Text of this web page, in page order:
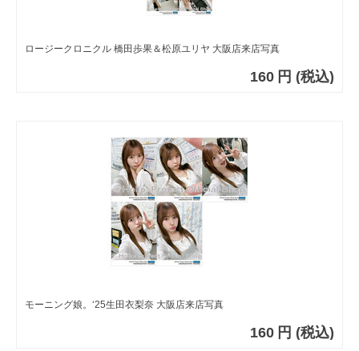
ロージークロニクル 橋田歩果＆松原ユリヤ 大阪店来店写真
160 円 (税込)
モーニング娘。‘25生田衣梨奈 大阪店来店写真
160 円 (税込)